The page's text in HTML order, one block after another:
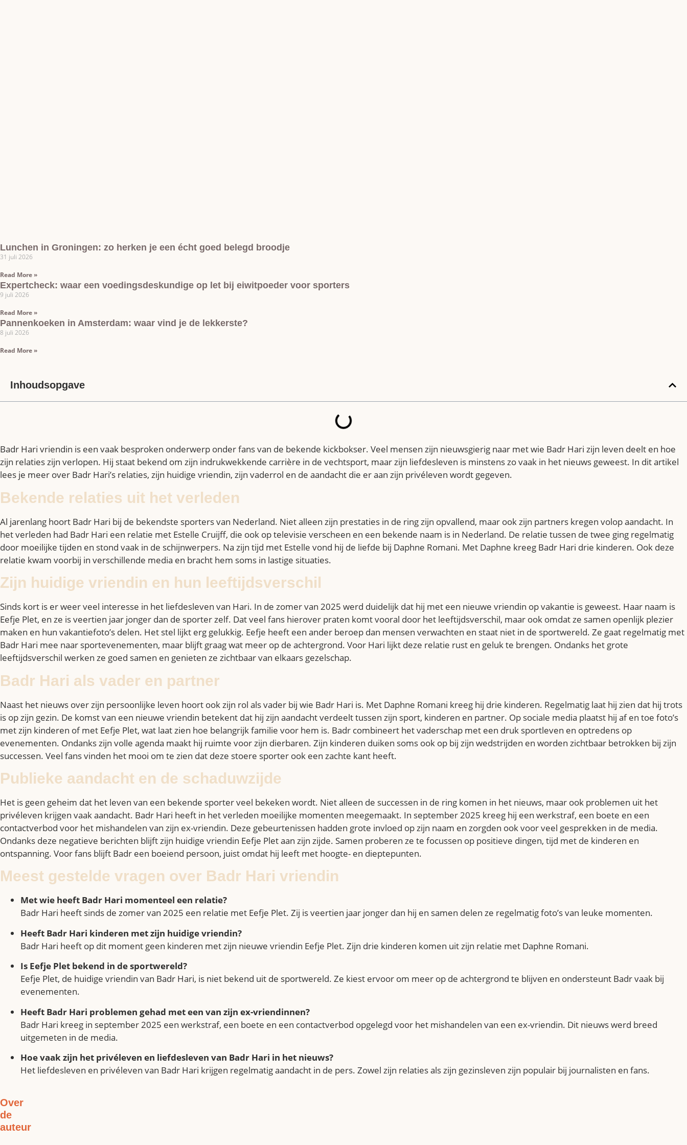
Lunchen in Groningen: zo herken je een écht goed belegd broodje
31 juli 2026
Read More »
Expertcheck: waar een voedingsdeskundige op let bij eiwitpoeder voor sporters
9 juli 2026
Read More »
Pannenkoeken in Amsterdam: waar vind je de lekkerste?
8 juli 2026
Read More »
Inhoudsopgave
Badr Hari vriendin is een vaak besproken onderwerp onder fans van de bekende kickbokser. Veel mensen zijn nieuwsgierig naar met wie Badr Hari zijn leven deelt en hoe
zijn relaties zijn verlopen. Hij staat bekend om zijn indrukwekkende carrière in de vechtsport, maar zijn liefdesleven is minstens zo vaak in het nieuws geweest. In dit artikel
lees je meer over Badr Hari’s relaties, zijn huidige vriendin, zijn vaderrol en de aandacht die er aan zijn privéleven wordt gegeven.
Bekende relaties uit het verleden
Al jarenlang hoort Badr Hari bij de bekendste sporters van Nederland. Niet alleen zijn prestaties in de ring zijn opvallend, maar ook zijn partners kregen volop aandacht. In
het verleden had Badr Hari een relatie met Estelle Cruijff, die ook op televisie verscheen en een bekende naam is in Nederland. De relatie tussen de twee ging regelmatig
door moeilijke tijden en stond vaak in de schijnwerpers. Na zijn tijd met Estelle vond hij de liefde bij Daphne Romani. Met Daphne kreeg Badr Hari drie kinderen. Ook deze
relatie kwam voorbij in verschillende media en bracht hem soms in lastige situaties.
Zijn huidige vriendin en hun leeftijdsverschil
Sinds kort is er weer veel interesse in het liefdesleven van Hari. In de zomer van 2025 werd duidelijk dat hij met een nieuwe vriendin op vakantie is geweest. Haar naam is
Eefje Plet, en ze is veertien jaar jonger dan de sporter zelf. Dat veel fans hierover praten komt vooral door het leeftijdsverschil, maar ook omdat ze samen openlijk plezier
maken en hun vakantiefoto’s delen. Het stel lijkt erg gelukkig. Eefje heeft een ander beroep dan mensen verwachten en staat niet in de sportwereld. Ze gaat regelmatig met
Badr Hari mee naar sportevenementen, maar blijft graag wat meer op de achtergrond. Voor Hari lijkt deze relatie rust en geluk te brengen. Ondanks het grote
leeftijdsverschil werken ze goed samen en genieten ze zichtbaar van elkaars gezelschap.
Badr Hari als vader en partner
Naast het nieuws over zijn persoonlijke leven hoort ook zijn rol als vader bij wie Badr Hari is. Met Daphne Romani kreeg hij drie kinderen. Regelmatig laat hij zien dat hij trots
is op zijn gezin. De komst van een nieuwe vriendin betekent dat hij zijn aandacht verdeelt tussen zijn sport, kinderen en partner. Op sociale media plaatst hij af en toe foto’s
met zijn kinderen of met Eefje Plet, wat laat zien hoe belangrijk familie voor hem is. Badr combineert het vaderschap met een druk sportleven en optredens op
evenementen. Ondanks zijn volle agenda maakt hij ruimte voor zijn dierbaren. Zijn kinderen duiken soms ook op bij zijn wedstrijden en worden zichtbaar betrokken bij zijn
successen. Veel fans vinden het mooi om te zien dat deze stoere sporter ook een zachte kant heeft.
Publieke aandacht en de schaduwzijde
Het is geen geheim dat het leven van een bekende sporter veel bekeken wordt. Niet alleen de successen in de ring komen in het nieuws, maar ook problemen uit het
privéleven krijgen vaak aandacht. Badr Hari heeft in het verleden moeilijke momenten meegemaakt. In september 2025 kreeg hij een werkstraf, een boete en een
contactverbod voor het mishandelen van zijn ex-vriendin. Deze gebeurtenissen hadden grote invloed op zijn naam en zorgden ook voor veel gesprekken in de media.
Ondanks deze negatieve berichten blijft zijn huidige vriendin Eefje Plet aan zijn zijde. Samen proberen ze te focussen op positieve dingen, tijd met de kinderen en
ontspanning. Voor fans blijft Badr een boeiend persoon, juist omdat hij leeft met hoogte- en dieptepunten.
Meest gestelde vragen over Badr Hari vriendin
Met wie heeft Badr Hari momenteel een relatie?
Badr Hari heeft sinds de zomer van 2025 een relatie met Eefje Plet. Zij is veertien jaar jonger dan hij en samen delen ze regelmatig foto’s van leuke momenten.
Heeft Badr Hari kinderen met zijn huidige vriendin?
Badr Hari heeft op dit moment geen kinderen met zijn nieuwe vriendin Eefje Plet. Zijn drie kinderen komen uit zijn relatie met Daphne Romani.
Is Eefje Plet bekend in de sportwereld?
Eefje Plet, de huidige vriendin van Badr Hari, is niet bekend uit de sportwereld. Ze kiest ervoor om meer op de achtergrond te blijven en ondersteunt Badr vaak bij
evenementen.
Heeft Badr Hari problemen gehad met een van zijn ex-vriendinnen?
Badr Hari kreeg in september 2025 een werkstraf, een boete en een contactverbod opgelegd voor het mishandelen van een ex-vriendin. Dit nieuws werd breed
uitgemeten in de media.
Hoe vaak zijn het privéleven en liefdesleven van Badr Hari in het nieuws?
Het liefdesleven en privéleven van Badr Hari krijgen regelmatig aandacht in de pers. Zowel zijn relaties als zijn gezinsleven zijn populair bij journalisten en fans.
Over
de
auteur